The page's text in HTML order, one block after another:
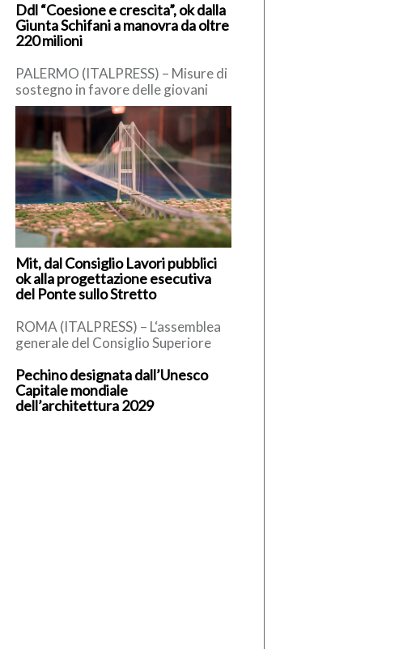
Ddl “Coesione e crescita”, ok dalla
Giunta Schifani a manovra da oltre
220 milioni
PALERMO (ITALPRESS) – Misure di
sostegno in favore delle giovani
coppie, delle famiglie, delle imprese
e investimenti nella sanità per […]
Mit, dal Consiglio Lavori pubblici
ok alla progettazione esecutiva
del Ponte sullo Stretto
ROMA (ITALPRESS) – L‘assemblea
generale del Consiglio Superiore
esaminare e discutere del
Collegamento stabile tra […]
Pechino designata dall’Unesco
Capitale mondiale
dell’architettura 2029